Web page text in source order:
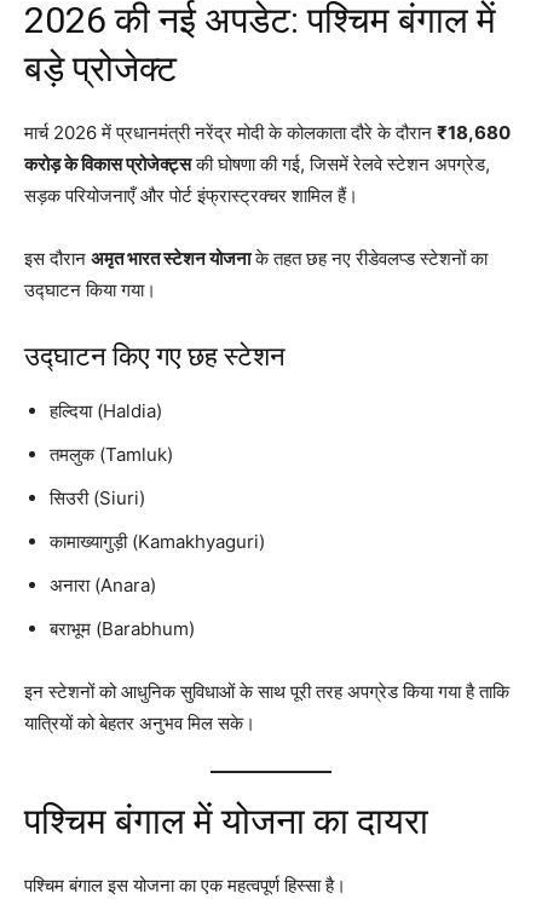
2026 की नई अपडेट: पश्चिम बंगाल में
बड़े प्रोजेक्ट
मार्च 2026 में प्रधानमंत्री नरेंद्र मोदी के कोलकाता दौरे के दौरान ₹18,680
करोड़ के विकास प्रोजेक्ट्सकी घोषणा की गई, जिसमें रेलवे स्टेशन अपग्रेड,
सड़क परियोजनाएँ और पोर्ट इंफ्रास्ट्रक्चर शामिल हैं।
इस दौरान अमृत भारत स्टेशन योजनाके तहत छह नए रीडेवलप्ड स्टेशनों का
उद्घाटन किया गया।
उद्घाटन किए गए छह स्टेशन
हल्दिया (Haldia)
तमलुक (Tamluk)
सिउरी (Siuri)
कामाख्यागुड़ी (Kamakhyaguri)
अनारा (Anara)
बराभूम (Barabhum)
इन स्टेशनों को आधुनिक सुविधाओं के साथ पूरी तरह अपग्रेड किया गया है ताकि
यात्रियों को बेहतर अनुभव मिल सके।
पश्चिम बंगाल में योजना का दायरा
पश्चिम बंगाल इस योजना का एक महत्वपूर्ण हिस्सा है।